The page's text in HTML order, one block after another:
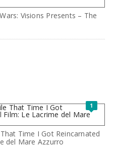
Visions Presents – The
1
Time I Got Reincarnated
del Mare Azzurro